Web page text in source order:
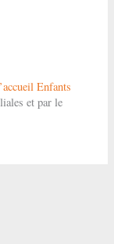
Enfants
et par le